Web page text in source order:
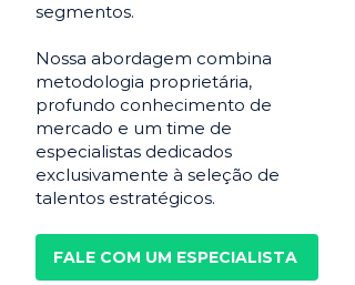
segmentos.
Nossa abordagem combina
metodologia proprietária,
profundo conhecimento de
mercado e um time de
especialistas dedicados
exclusivamente à seleção de
talentos estratégicos.
FALE COM UM ESPECIALISTA